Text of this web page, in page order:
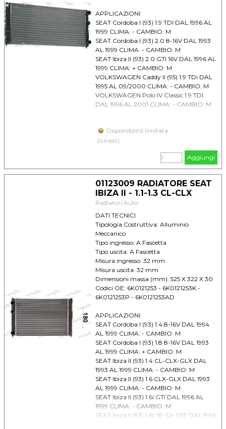
APPLICAZIONI:
SEAT Cordoba I (93) 1.9 TDI DAL 1996 AL
1999 CLIMA: - CAMBIO: M
SEAT Cordoba I (93) 2.0 8-16V DAL 1993
AL 1999 CLIMA: - CAMBIO: M
SEAT Ibiza II (93) 2.0 GTI 16V DAL 1996 AL
1999 CLIMA: + CAMBIO: M
VOLKSWAGEN Caddy II (95) 1.9 TDi DAL
1995 AL 09/2000 CLIMA: - CAMBIO: M
VOLKSWAGEN Polo IV Classic 1.9 TDI
DAL 1996 AL 2001 CLIMA: - CAMBIO: M
Disponibilità limitata
(IVA escl.)
Aggiungi
01123009 RADIATORE SEAT
IBIZA II - 1.1-1.3 CL-CLX
Radiatori Auto
DATI TECNICI
Tipologia Costruttiva: Alluminio
Meccanico
Tipo ingresso: A Fascetta
Tipo uscita: A Fascetta
Misura ingresso: 32 mm
Misura uscita: 32 mm
Dimensioni massa (mm): 525 X 322 X 30
Codici OE: 6K0121253 - 6K0121253K -
6K0121253P - 6K0121253AD
APPLICAZIONI:
SEAT Cordoba I (93) 1.4 8-16V DAL 1994
AL 1999 CLIMA: - CAMBIO: M
SEAT Cordoba I (93) 1.8 8-16V DAL 1993
AL 1999 CLIMA: + CAMBIO: M
SEAT Ibiza II (93) 1.4 CL-CLX-GLX DAL
1993 AL 1999 CLIMA: - CAMBIO: M
SEAT Ibiza II (93) 1.6 CLX-GLX DAL 1993
AL 1999 CLIMA: - CAMBIO: M
SEAT Ibiza II (93) 1.6i GTI DAL 1996 AL
1999 CLIMA: - CAMBIO: M
SEAT Ibiza II (93) 1.6i SE-SX-SXE DAL 1996